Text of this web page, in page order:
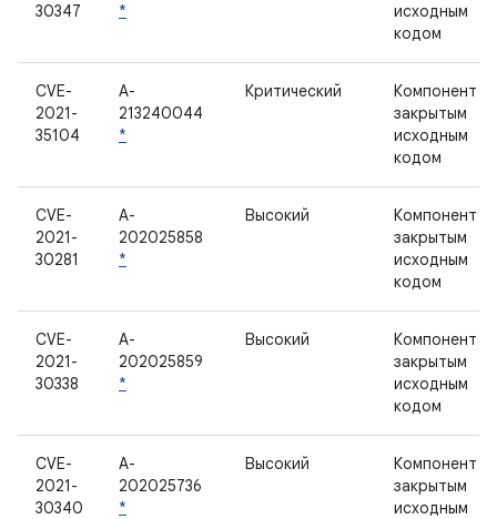
30347
*
исходным
кодом
CVE-
2021-
35104
A-
213240044
*
Критический
Компонент с
закрытым
исходным
кодом
CVE-
2021-
30281
A-
202025858
*
Высокий
Компонент с
закрытым
исходным
кодом
CVE-
2021-
30338
A-
202025859
*
Высокий
Компонент с
закрытым
исходным
кодом
CVE-
2021-
30340
A-
202025736
*
Высокий
Компонент с
закрытым
исходным